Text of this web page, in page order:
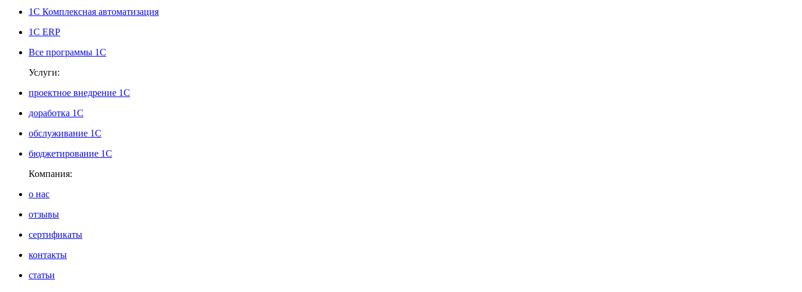
1С Комплексная автоматизация
1С ERP
Все программы 1С
Услуги:
проектное внедрение 1С
доработка 1С
обслуживание 1С
бюджетирование 1С
Компания:
о нас
отзывы
сертификаты
контакты
статьи